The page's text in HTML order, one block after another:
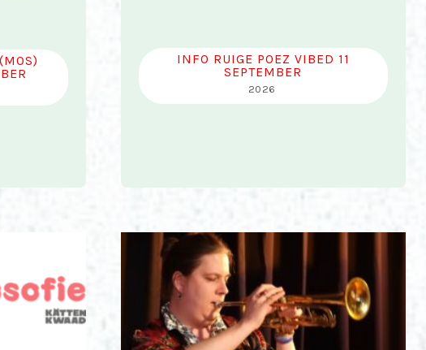
INFO RUIGE POEZ VIBED 11
SEPTEMBER
2026